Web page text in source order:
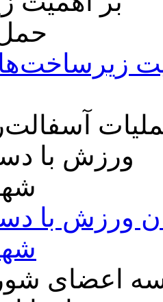
ورزش با